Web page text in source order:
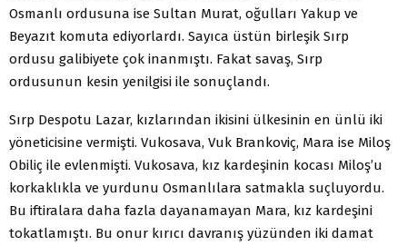
Osmanlı ordusuna ise Sultan Murat, oğulları Yakup ve
Beyazıt komuta ediyorlardı. Sayıca üstün birleşik Sırp
ordusu galibiyete çok inanmıştı. Fakat savaş, Sırp
ordusunun kesin yenilgisi ile sonuçlandı.
Sırp Despotu Lazar, kızlarından ikisini ülkesinin en ünlü iki
yöneticisine vermişti. Vukosava, Vuk Brankoviç, Mara ise Miloş
Obiliç ile evlenmişti. Vukosava, kız kardeşinin kocası Miloş’u
korkaklıkla ve yurdunu Osmanlılara satmakla suçluyordu.
Bu iftiralara daha fazla dayanamayan Mara, kız kardeşini
tokatlamıştı. Bu onur kırıcı davranış yüzünden iki damat